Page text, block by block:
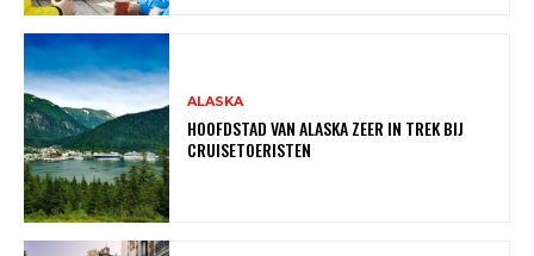
ALASKA
HOOFDSTAD VAN ALASKA ZEER IN TREK BIJ
CRUISETOERISTEN